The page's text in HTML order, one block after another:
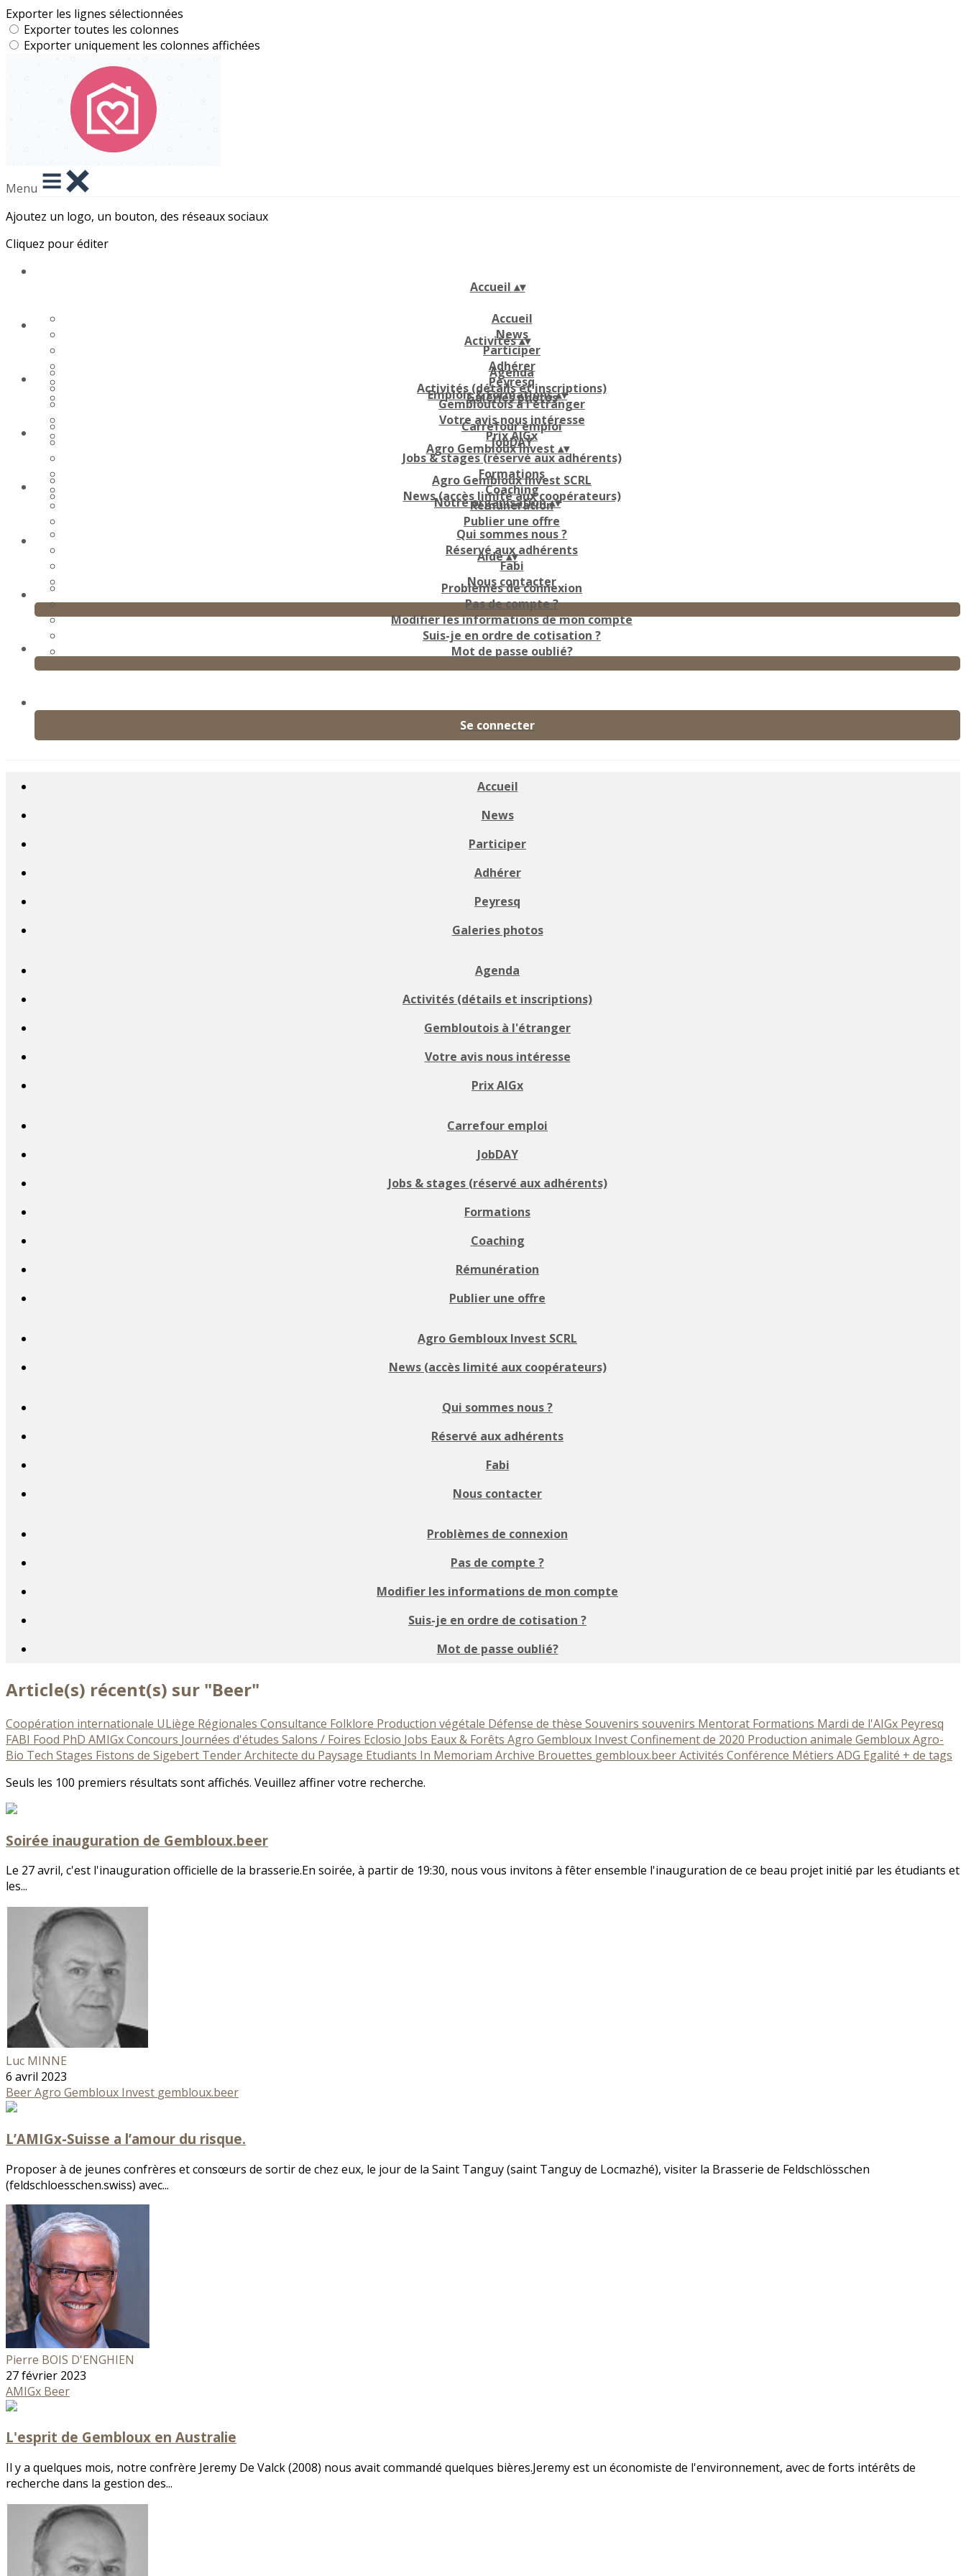
Exporter les lignes sélectionnées
Exporter toutes les colonnes
Exporter uniquement les colonnes affichées
Menu
Ajoutez un logo, un bouton, des réseaux sociaux
Cliquez pour éditer
Accueil ▴▾
Accueil
News
Participer
Adhérer
Peyresq
Galeries photos
Activités▴▾
Agenda
Activités (détails et inscriptions)
Gembloutois à l'étranger
Votre avis nous intéresse
Prix AIGx
Emplois & Formations▴▾
Carrefour emploi
JobDAY
Jobs & stages (réservé aux adhérents)
Formations
Coaching
Rémunération
Publier une offre
Agro Gembloux Invest ▴▾
Agro Gembloux Invest SCRL
News (accès limité aux coopérateurs)
Notre organisation▴▾
Qui sommes nous ?
Réservé aux adhérents
Fabi
Nous contacter
Aide▴▾
Problèmes de connexion
Pas de compte ?
Modifier les informations de mon compte
Suis-je en ordre de cotisation ?
Mot de passe oublié?
Se connecter
Accueil
News
Participer
Adhérer
Peyresq
Galeries photos
Agenda
Activités (détails et inscriptions)
Gembloutois à l'étranger
Votre avis nous intéresse
Prix AIGx
Carrefour emploi
JobDAY
Jobs & stages (réservé aux adhérents)
Formations
Coaching
Rémunération
Publier une offre
Agro Gembloux Invest SCRL
News (accès limité aux coopérateurs)
Qui sommes nous ?
Réservé aux adhérents
Fabi
Nous contacter
Problèmes de connexion
Pas de compte ?
Modifier les informations de mon compte
Suis-je en ordre de cotisation ?
Mot de passe oublié?
Article(s) récent(s) sur "Beer"
Coopération internationale ULiège Régionales Consultance Folklore Production végétale Défense de thèse Souvenirs souvenirs Mentorat Formations Mardi de l'AIGx Peyresq
FABI Food PhD AMIGxConcours Journées d'études Salons / Foires Eclosio Jobs Eaux & Forêts Agro Gembloux InvestConfinement de 2020 Production animale Gembloux Agro-
Bio Tech Stages Fistons de Sigebert TenderArchitecte du Paysage Etudiants In Memoriam Archive Brouettes gembloux.beerActivités Conférence Métiers ADG Egalité + de tags
Seuls les 100 premiers résultats sont affichés. Veuillez affiner votre recherche.
Soirée inauguration de Gembloux.beer
Le 27 avril, c'est l'inauguration officielle de la brasserie.En soirée, à partir de 19:30, nous vous invitons à fêter ensemble l'inauguration de ce beau projet initié par les étudiants et
les...
Luc MINNE
6 avril 2023
BeerAgro Gembloux Invest gembloux.beer
L’AMIGx-Suisse a l’amour du risque.
Proposer à de jeunes confrères et consœurs de sortir de chez eux, le jour de la Saint Tanguy (saint Tanguy de Locmazhé), visiter la Brasserie de Feldschlösschen
(feldschloesschen.swiss) avec...
Pierre BOIS D'ENGHIEN
27 février 2023
AMIGx Beer
L'esprit de Gembloux en Australie
Il y a quelques mois, notre confrère Jeremy De Valck (2008) nous avait commandé quelques bières.Jeremy est un économiste de l'environnement, avec de forts intérêts de
recherche dans la gestion des...